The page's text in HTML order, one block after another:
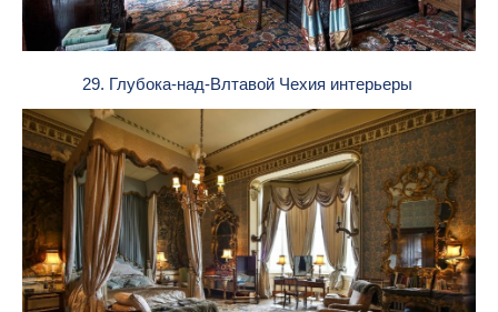
29. Глубока-над-Влтавой Чехия интерьеры